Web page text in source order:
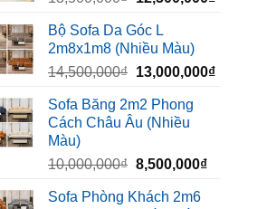
là:
13,500,000₫.
Bộ Sofa Da Góc L
2m8x1m8 (Nhiều Màu)
14,500,000₫ Giá
là:
14,500,000₫.
13,000,000₫Giá
Sofa Băng 2m2 Phong
Cách Châu Âu (Nhiều
Màu)
10,000,000₫ Giá
là:
8,500,000₫Giá
Sofa Phòng Khách 2m6